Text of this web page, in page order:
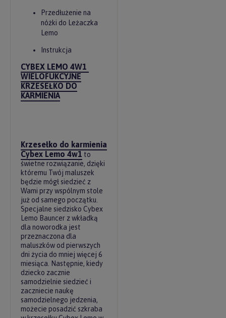
Przedłużenie na
nóżki do Leżaczka
Lemo
Instrukcja
CYBEX LEMO 4W1
WIELOFUKCYJNE
KRZESEŁKO DO
KARMIENIA
Krzesełko do karmienia
Cybex Lemo 4w1 to
świetne rozwiązanie, dzięki
któremu Twój maluszek
będzie mógł siedzieć z
Wami przy wspólnym stole
już od samego początku.
Specjalne siedzisko Cybex
Lemo Bauncer z wkładką
dla noworodka jest
przeznaczona dla
maluszków od pierwszych
dni życia do mniej więcej 6
miesiąca. Następnie, kiedy
dziecko zacznie
samodzielnie siedzieć i
zaczniecie naukę
samodzielnego jedzenia,
możecie posadzić szkraba